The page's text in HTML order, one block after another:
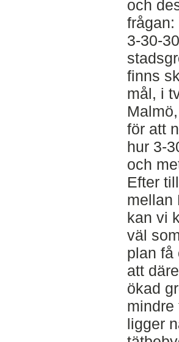
och
3-30-
finns
mål, i
för att
hur 3-
och
Efter
mellan
kan vi
väl
plan få
att
ökad
mindre
ligger